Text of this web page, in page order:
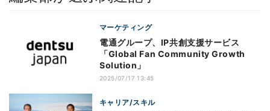
マーケティング
電通グループ、IP共創支援サービス
「Global Fan Community Growth
Solution」
2025/07/17 13:45
キャリア/スキル